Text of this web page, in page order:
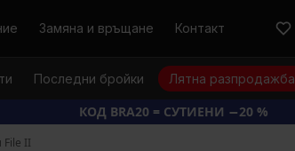
Замяна и връщане Контакт
Последни бройки Лятна разпродажба
КОД BRA20 = СУТИЕНИ −20 %
II